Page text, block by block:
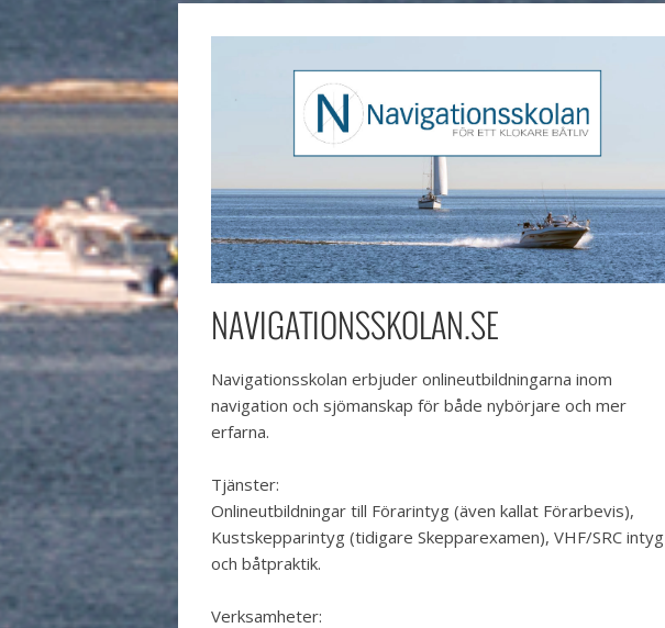
NAVIGATIONSSKOLAN.SE
Navigationsskolan erbjuder onlineutbildningarna inom
navigation och sjömanskap för både nybörjare och mer
erfarna.
Tjänster:
Onlineutbildningar till Förarintyg (även kallat Förarbevis),
Kustskepparintyg (tidigare Skepparexamen), VHF/SRC intyg
och båtpraktik.
Verksamheter: